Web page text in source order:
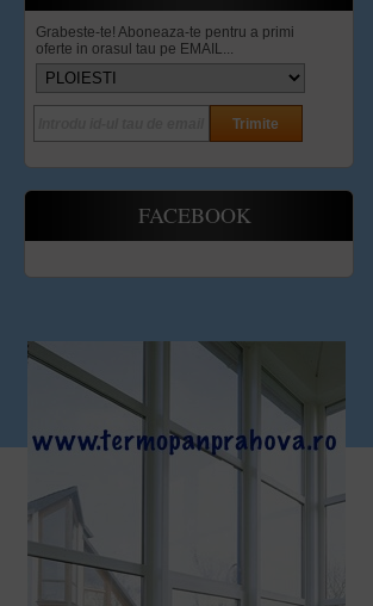
Grabeste-te! Aboneaza-te pentru a primi
oferte in orasul tau pe EMAIL...
FACEBOOK